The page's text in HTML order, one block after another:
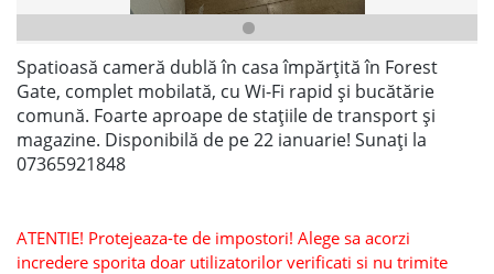
Spatioasă cameră dublă în casa împărțită în Forest
Gate, complet mobilată, cu Wi-Fi rapid și bucătărie
comună. Foarte aproape de stațiile de transport și
magazine. Disponibilă de pe 22 ianuarie! Sunați la
07365921848
ATENTIE! Protejeaza-te de impostori! Alege sa acorzi
incredere sporita doar utilizatorilor verificati si nu trimite